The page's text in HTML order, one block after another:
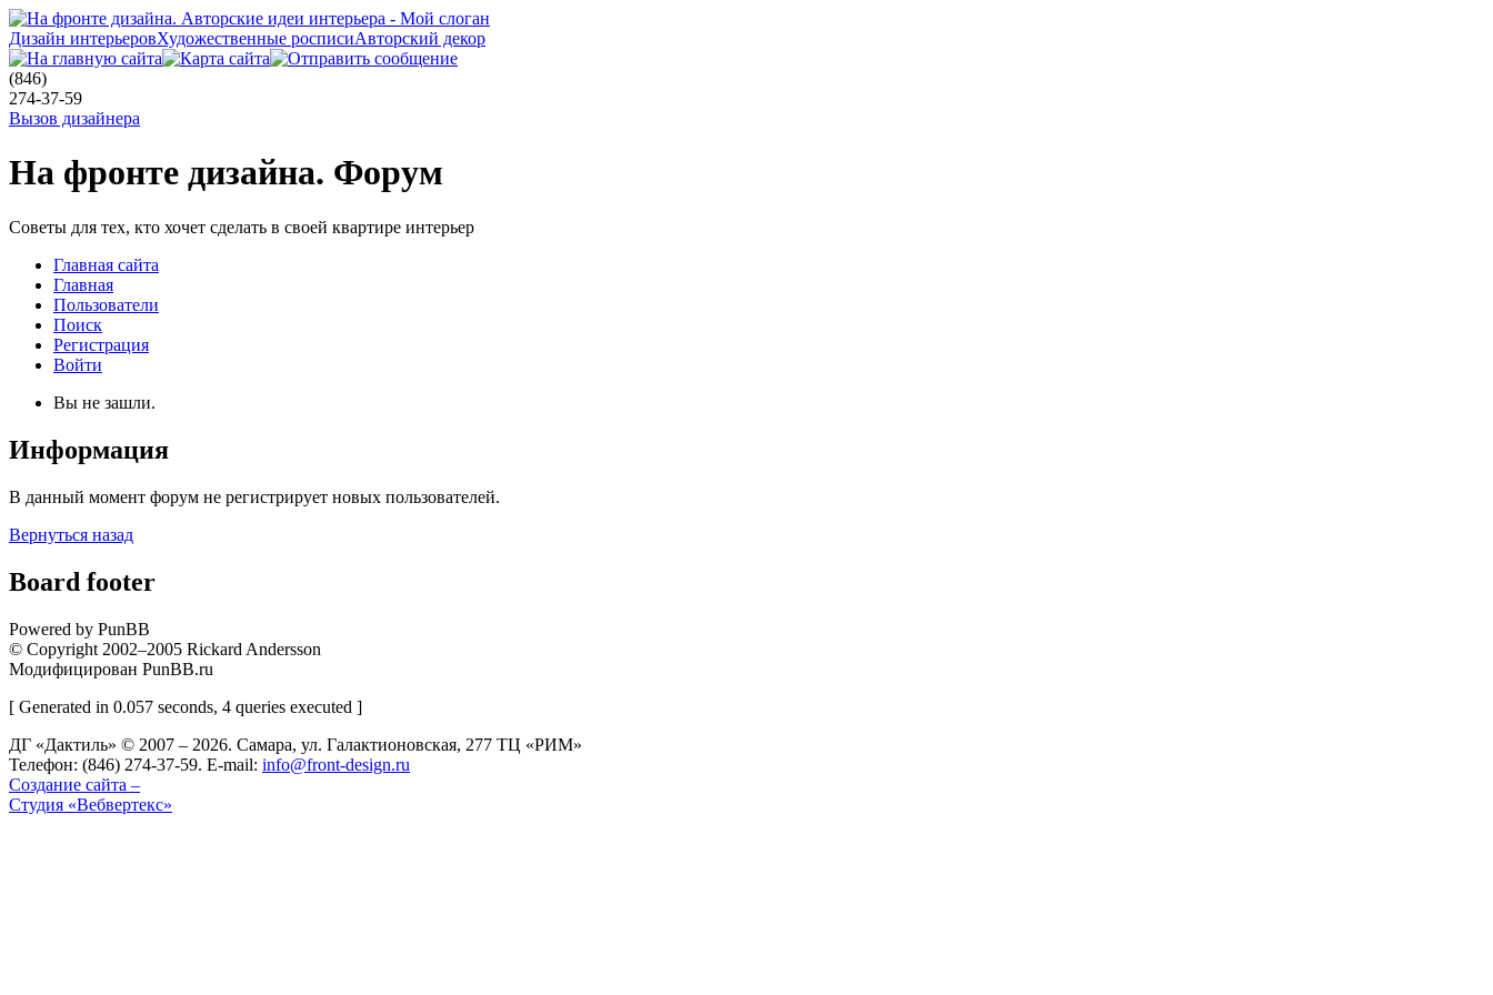
Дизайн интерьеровХудожественные росписиАвторский декор
(846)
274-37-59
Вызов дизайнера
На фронте дизайна. Форум
Советы для тех, кто хочет сделать в своей квартире интерьер
Главная сайта
Главная
Пользователи
Поиск
Регистрация
Войти
Вы не зашли.
Информация
В данный момент форум не регистрирует новых пользователей.
Вернуться назад
Board footer
Powered by PunBB
© Copyright 2002–2005 Rickard Andersson
Модифицирован PunBB.ru
[ Generated in 0.057 seconds, 4 queries executed ]
ДГ «Дактиль» © 2007 – 2026. Cамара, ул. Галактионовская, 277 ТЦ «РИМ»
Телефон: (846) 274-37-59. E-mail: info@front-design.ru
Создание сайта –
Студия «Вебвертекс»